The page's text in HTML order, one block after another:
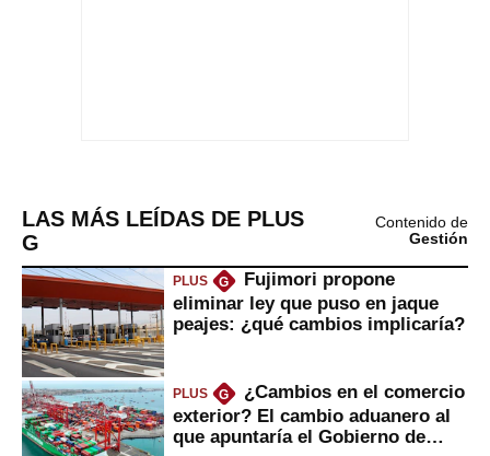
LAS MÁS LEÍDAS DE PLUS
G
Contenido de
Gestión
PLUS G
Fujimori propone
eliminar ley que puso en jaque
peajes: ¿qué cambios implicaría?
PLUS G
¿Cambios en el comercio
exterior? El cambio aduanero al
que apuntaría el Gobierno de